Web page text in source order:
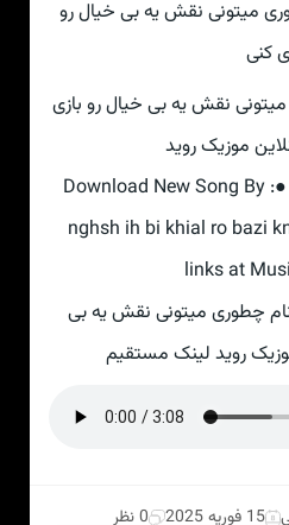
نقش یه بی خیال رو بازی
موزیک روید
Download New Song By
nghsh ih bi khial ro bazi
links at
چطوری میتونی نقش یه بی
روید لینک مستقیم
15 فوریه 2025 0 نظر